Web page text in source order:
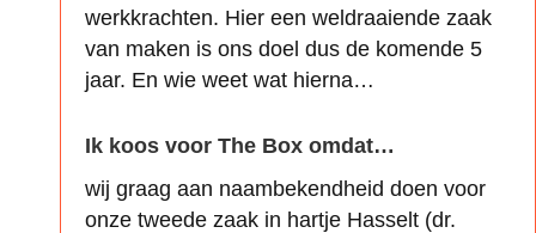
werkkrachten. Hier een weldraaiende zaak
van maken is ons doel dus de komende 5
jaar. En wie weet wat hierna…
Ik koos voor The Box omdat…
wij graag aan naambekendheid doen voor
onze tweede zaak in hartje Hasselt (dr.